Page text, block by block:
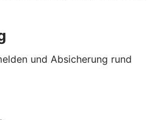
und Absicherung rund